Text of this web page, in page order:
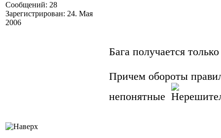
Сообщений: 28
Зарегистрирован: 24. Мая
2006
Бага получается
Причем обороты
непонятные